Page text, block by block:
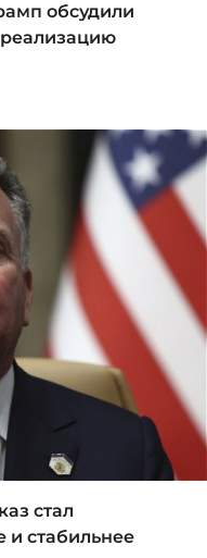
обсудили
реализацию
стал
и стабильнее